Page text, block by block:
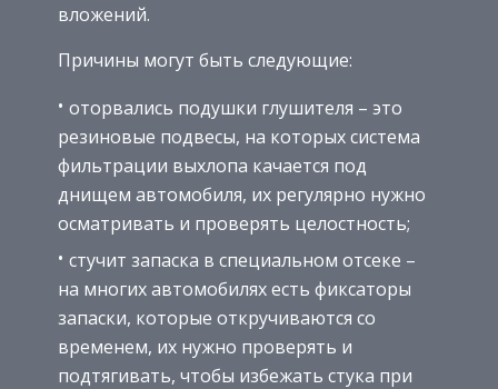
вложений.
Причины могут быть следующие:
оторвались подушки глушителя – это
резиновые подвесы, на которых система
фильтрации выхлопа качается под
днищем автомобиля, их регулярно нужно
осматривать и проверять целостность;
стучит запаска в специальном отсеке –
на многих автомобилях есть фиксаторы
запаски, которые откручиваются со
временем, их нужно проверять и
подтягивать, чтобы избежать стука при